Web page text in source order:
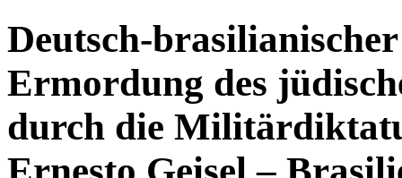
Deutsch-
Ermordung des
durch die